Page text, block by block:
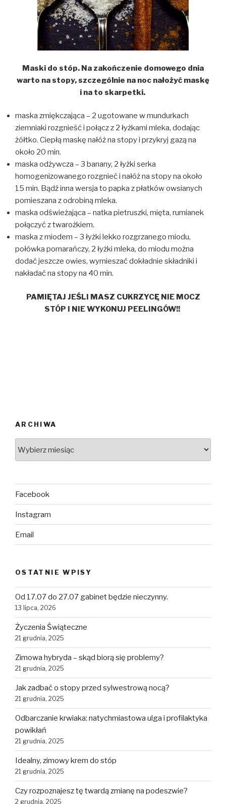
Maski do stóp. Na zakończenie domowego dnia
warto na stopy, szczególnie na noc nałożyć maskę
i na to skarpetki.
maska zmiękczająca – 2 ugotowane w mundurkach
ziemniaki rozgnieść i połącz z 2 łyżkami mleka, dodając
żółtko. Ciepłą maskę nałóż na stopy i przykryj gazą na
około 20 min.
maska odżywcza – 3 banany, 2 łyżki serka
homogenizowanego rozgnieć i nałóż na stopy na około
15 min. Bądź inna wersja to papka z płatków owsianych
pomieszana z odrobiną mleka.
maska odświeżająca – natka pietruszki, mięta, rumianek
połączyć z twarożkiem.
maska z miodem – 3 łyżki lekko rozgrzanego miodu,
połówka pomarańczy, 2 łyżki mleka, do miodu można
dodać jeszcze owies, wymieszać dokładnie składniki i
nakładać na stopy na 40 min.
PAMIĘTAJ JEŚLI MASZ CUKRZYCĘ NIE MOCZ
STÓP I NIE WYKONUJ PEELINGÓW!!
ARCHIWA
Facebook
Instagram
Email
OSTATNIE WPISY
Od 17.07 do 27.07 gabinet będzie nieczynny.
13 lipca, 2026
Życzenia Świąteczne
21 grudnia, 2025
Zimowa hybryda – skąd biorą się problemy?
21 grudnia, 2025
Jak zadbać o stopy przed sylwestrową nocą?
21 grudnia, 2025
Odbarczanie krwiaka: natychmiastowa ulga i profilaktyka
powikłań
21 grudnia, 2025
Idealny, zimowy krem do stóp
21 grudnia, 2025
Czy rozpoznajesz tę twardą zmianę na podeszwie?
2 grudnia, 2025